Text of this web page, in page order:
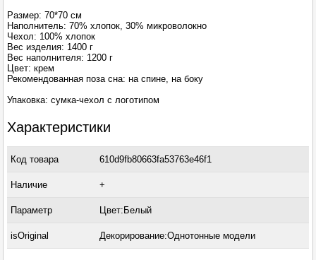
Размер: 70*70 см
Наполнитель: 70% хлопок, 30% микроволокно
Чехол: 100% хлопок
Вес изделия: 1400 г
Вес наполнителя: 1200 г
Цвет: крем
Рекомендованная поза сна: на спине, на боку
Упаковка: сумка-чехол с логотипом
Характеристики
Код товара 610d9fb80663fa53763e46f1
Наличие +
Параметр Цвет:Белый
isOriginal Декорирование:Однотонные модели